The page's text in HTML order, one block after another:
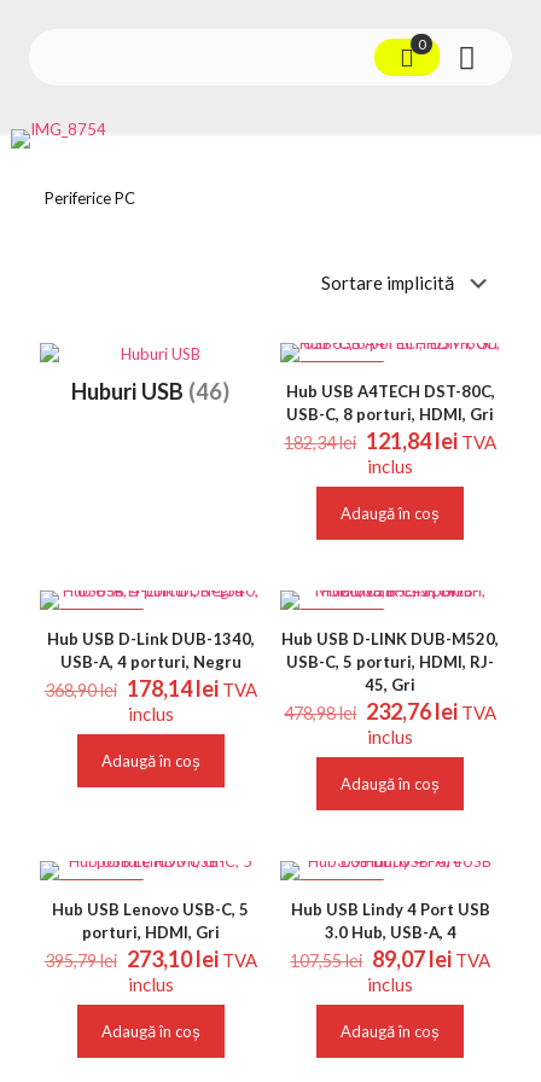
0
Periferice PC
Huburi USB (46)
Hub USB A4TECH DST-80C,
USB-C, 8 porturi, HDMI, Gri
182,34lei Prețul
inițial
a
fost:
182,34 lei.
121,84leiPrețul
este:
TVA
inclus
Adaugă în coș
Hub USB D-Link DUB-1340,
USB-A, 4 porturi, Negru
368,90lei Prețul
inițial
a
fost:
368,90 lei.
178,14leiPrețul
este:
TVA
inclus
Adaugă în coș
Hub USB D-LINK DUB-M520,
USB-C, 5 porturi, HDMI, RJ-
45, Gri
478,98lei Prețul
inițial
a
fost:
478,98 lei.
232,76leiPrețul
este:
TVA
inclus
Adaugă în coș
Hub USB Lenovo USB-C, 5
porturi, HDMI, Gri
395,79lei Prețul
inițial
a
fost:
395,79 lei.
273,10leiPrețul
este:
TVA
inclus
Adaugă în coș
Hub USB Lindy 4 Port USB
3.0 Hub, USB-A, 4
107,55lei Prețul
inițial
a
fost:
107,55 lei.
89,07leiPrețul
este:
TVA
inclus
Adaugă în coș